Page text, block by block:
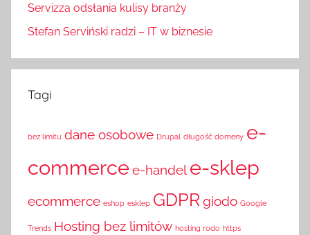
Servizza odsłania kulisy branży
Stefan Serviński radzi – IT w biznesie
Tagi
bez limitu dane osobowe Drupal długość domeny e-
commercee-handel e-sklep
ecommerce eshop esklep GDPRgiodo Google
Trends Hosting bez limitów hosting rodo https